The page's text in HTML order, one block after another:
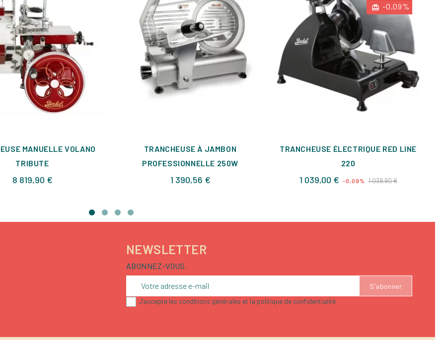
MANUELLE VOLANO
TRIBUTE
8 819,90 €Prix
TRANCHEUSE À JAMBON
PROFESSIONNELLE 250W
1 390,56 €Prix
-0,09%
TRANCHEUSE ÉLECTRIQUE RED LINE
220
1 039,00 € Prix
-0,09% 1 039,90 €Prix
NEWSLETTER
ABONNEZ-VOUS.
J'accepte les conditions générales et la politique de confidentialité